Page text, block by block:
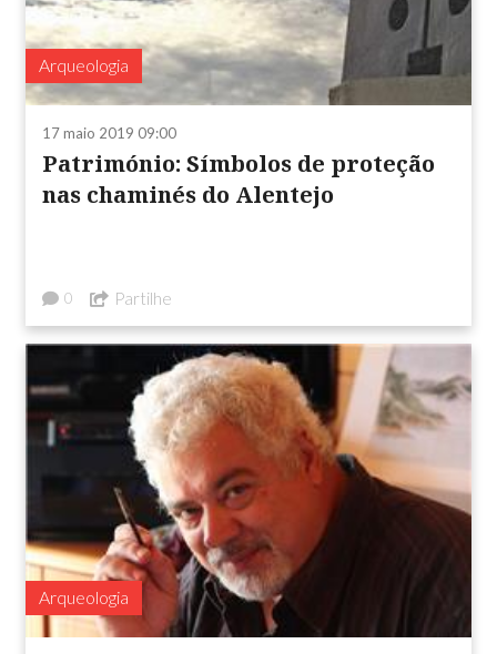
Arqueologia
17 maio 2019 09:00
Património: Símbolos de proteção
nas chaminés do Alentejo
0 Partilhe
Arqueologia